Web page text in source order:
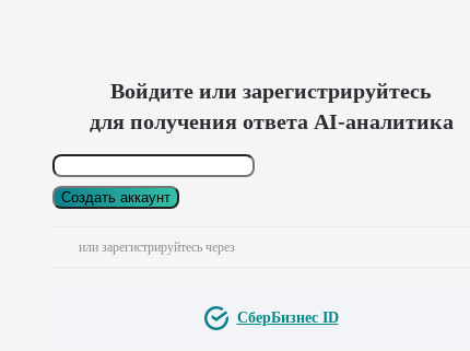
Войдите или зарегистрируйтесь
для получения ответа AI-аналитика
Создать аккаунт
или зарегистрируйтесь через
СберБизнес ID